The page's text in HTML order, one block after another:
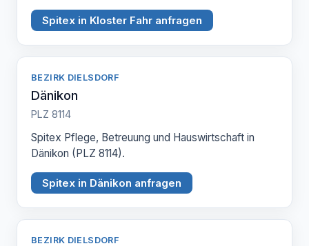
Spitex in Kloster Fahr anfragen
BEZIRK DIELSDORF
Dänikon
PLZ 8114
Spitex Pflege, Betreuung und Hauswirtschaft in
Dänikon (PLZ 8114).
Spitex in Dänikon anfragen
BEZIRK DIELSDORF